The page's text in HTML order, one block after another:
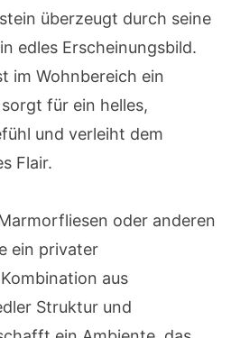
überzeugt durch seine
edles Erscheinungsbild.
im Wohnbereich ein
für ein helles,
und verleiht dem
Flair.
oder anderen
ein privater
aus
Struktur und